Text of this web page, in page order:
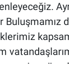
Buluşmamız